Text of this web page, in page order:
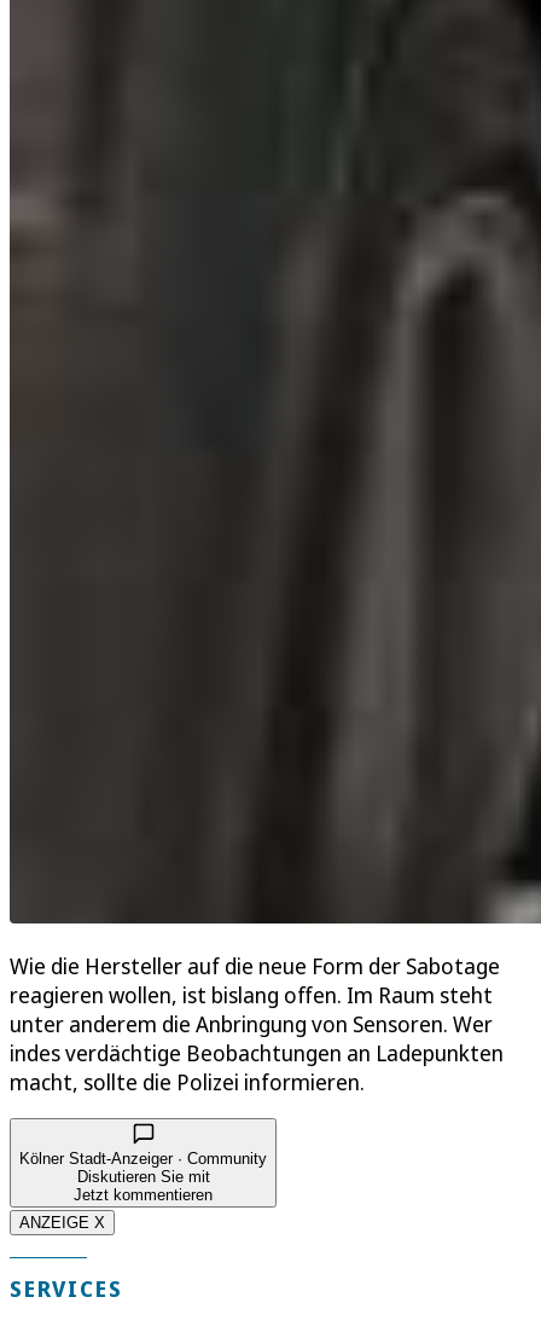
Wie die Hersteller auf die neue Form der Sabotage
reagieren wollen, ist bislang offen. Im Raum steht
unter anderem die Anbringung von Sensoren. Wer
indes verdächtige Beobachtungen an Ladepunkten
macht, sollte die Polizei informieren.
Kölner Stadt-Anzeiger · Community
Diskutieren Sie mit
Jetzt kommentieren
ANZEIGE X
SERVICES